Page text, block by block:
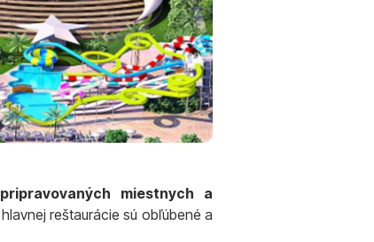
miestnych a
reštaurácie sú obľúbené a